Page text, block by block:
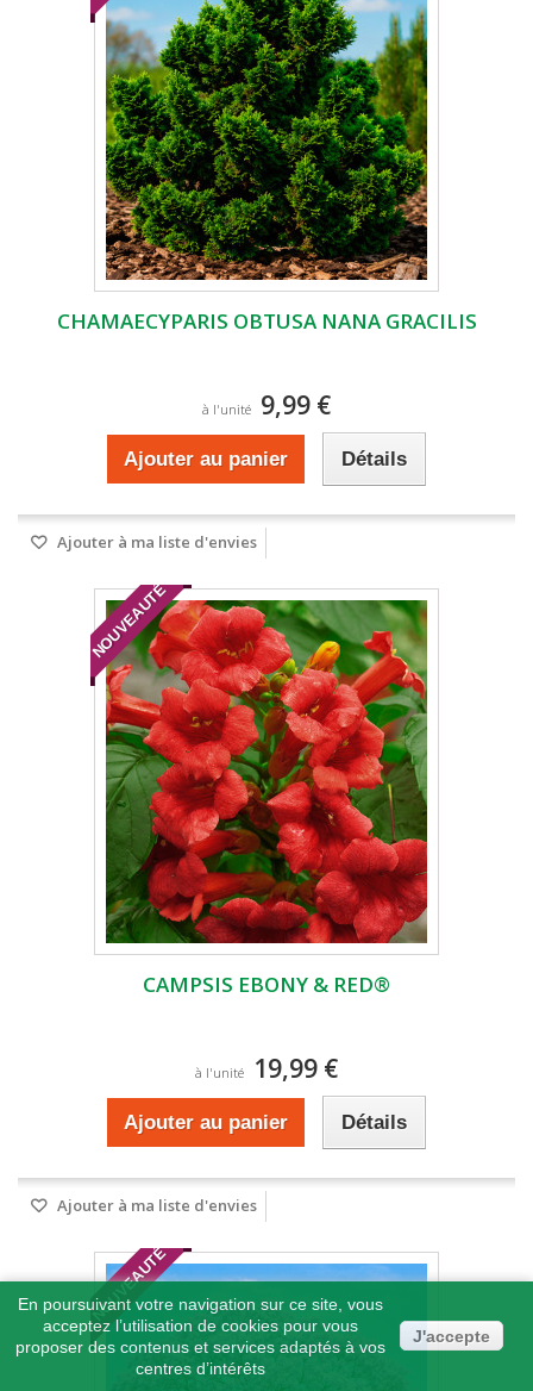
CHAMAECYPARIS OBTUSA NANA GRACILIS
à l'unité 9,99 €
Ajouter au panier Détails
Ajouter à ma liste d'envies
NOUVEAUTÉ
CAMPSIS EBONY & RED®
à l'unité 19,99 €
Ajouter au panier Détails
Ajouter à ma liste d'envies
NOUVEAUTÉ
En poursuivant votre navigation sur ce site, vous
acceptez l’utilisation de cookies pour vous
proposer des contenus et services adaptés à vos
centres d’intérêts
J'accepte